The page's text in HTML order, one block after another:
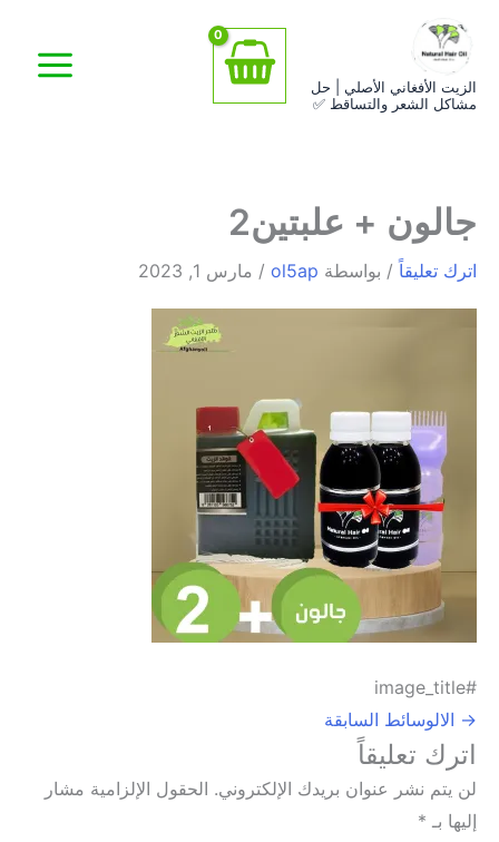
المحتوىالزيت الأفغاني الأصلي | حل
مشاكل الشعر والتساقط ✅
جالون + علبتين2
اترك تعليقاً / بواسطة ol5ap
/ مارس 1, 2023
#image_title
→ الالوسائط السابقة
اترك تعليقاً
لن يتم نشر عنوان بريدك الإلكتروني. الحقول الإلزامية مشار
إليها بـ *